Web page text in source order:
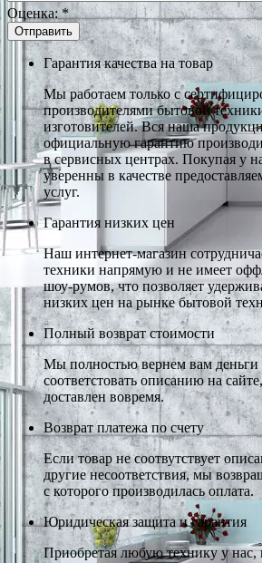
Оценка:*
Гарантия качества на товар
Мы работаем только с
производителями бытовой
изготовителей. Вся наша
официальную гарантию
в сервисных центрах. Покупая у
уверенны в качестве
услуг.
Гарантия низких цен
Наш интернет-магазин
техники напрямую и не имеет
шоу-румов, что позволяет
низких цен на рынке бытовой
Полный возврат стоимости
Мы полностью вернем вам деньги
соответстовать описанию на
доставлен вовремя.
Возврат платежа по счету
Если товар не соотвутствует
другие несоответствия, мы
с которого производилась оплата.
Юридическая защита и гарантия
Приобретая любую технику у